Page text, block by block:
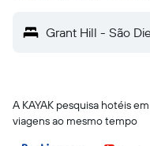
Grant Hill - São
A KAYAK pesquisa hotéis
viagens ao mesmo tempo